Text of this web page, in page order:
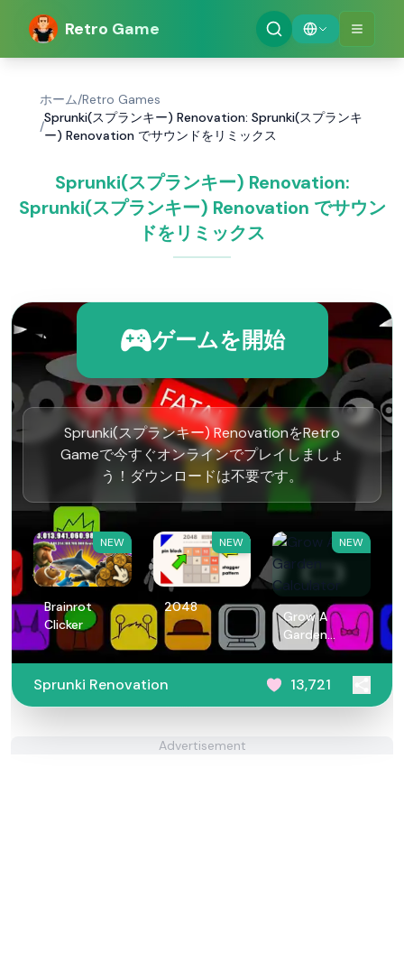
Retro Game
ホーム/Retro Games
/
Sprunki(スプランキー) Renovation: Sprunki(スプランキ
ー) Renovation でサウンドをリミックス
Sprunki(スプランキー) Renovation:
Sprunki(スプランキー) Renovation でサウン
ドをリミックス
ゲームを開始
Sprunki(スプランキー) RenovationをRetro
Gameで今すぐオンラインでプレイしましょ
う！ダウンロードは不要です。
NEW
Brainrot
Clicker
NEW
2048
NEW
Grow A
Garden
Calculator
Sprunki Renovation 13,721
Advertisement